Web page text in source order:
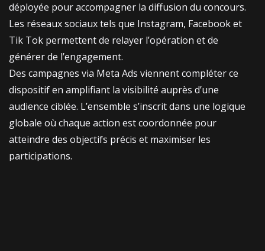
déployée pour accompagner la diffusion du concours.
Les réseaux sociaux tels que Instagram, Facebook et
Tik Tok permettent de relayer l’opération et de
générer de l’engagement.
Des campagnes via Meta Ads viennent compléter ce
dispositif en amplifiant la visibilité auprès d’une
audience ciblée. L’ensemble s’inscrit dans une logique
globale où chaque action est coordonnée pour
atteindre des objectifs précis et maximiser les
participations.